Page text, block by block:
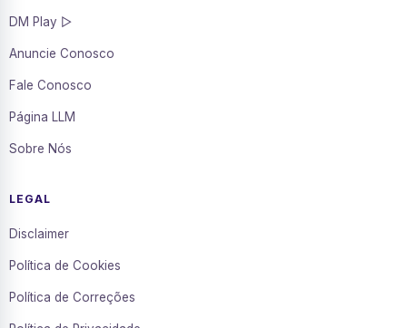
DM Play ▷
Anuncie Conosco
Fale Conosco
Página LLM
Sobre Nós
LEGAL
Disclaimer
Política de Cookies
Política de Correções